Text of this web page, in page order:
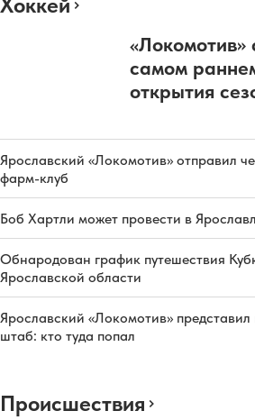
«Локомотив»
самом
открытия
Ярославский «Локомотив» отправил
фарм-клуб
Боб Хартли может провести в
Обнародован график путешествия
Ярославской области
Ярославский «Локомотив»
штаб: кто туда попал
Происшествия